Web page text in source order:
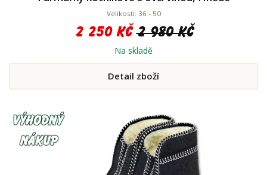
Velikosti: 36 - 50
2 250 Kč 2 980 Kč
Na skladě
Detail zboží